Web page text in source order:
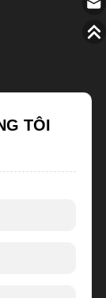
TÔI